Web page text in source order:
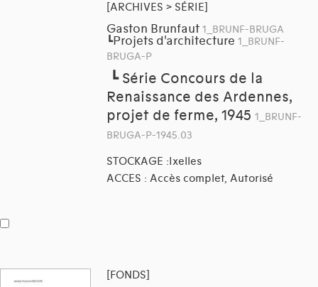
[ARCHIVES > SÉRIE]
Gaston Brunfaut 1_BRUNF-BRUGA
┗Projets d'architecture 1_BRUNF-
BRUGA-P
┗ Série Concours de la
Renaissance des Ardennes,
projet de ferme, 1945 1_BRUNF-
BRUGA-P-1945.03
STOCKAGE :Ixelles
ACCES : Accès complet, Autorisé
[FONDS]